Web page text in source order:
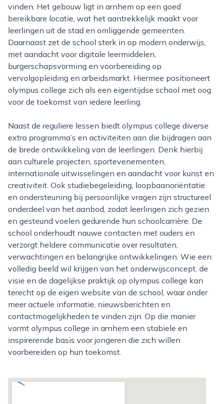
vinden. Het gebouw ligt in arnhem op een goed
bereikbare locatie, wat het aantrekkelijk maakt voor
leerlingen uit de stad en omliggende gemeenten.
Daarnaast zet de school sterk in op modern onderwijs,
met aandacht voor digitale leermiddelen,
burgerschapsvorming en voorbereiding op
vervolgopleiding en arbeidsmarkt. Hiermee positioneert
olympus college zich als een eigentijdse school met oog
voor de toekomst van iedere leerling.
Naast de reguliere lessen biedt olympus college diverse
extra programma’s en activiteiten aan die bijdragen aan
de brede ontwikkeling van de leerlingen. Denk hierbij
aan culturele projecten, sportevenementen,
internationale uitwisselingen en aandacht voor kunst en
creativiteit. Ook studiebegeleiding, loopbaanoriëntatie
en ondersteuning bij persoonlijke vragen zijn structureel
onderdeel van het aanbod, zodat leerlingen zich gezien
en gesteund voelen gedurende hun schoolcarrière. De
school onderhoudt nauwe contacten met ouders en
verzorgt heldere communicatie over resultaten,
verwachtingen en belangrijke ontwikkelingen. Wie een
volledig beeld wil krijgen van het onderwijsconcept, de
visie en de dagelijkse praktijk op olympus college kan
terecht op de eigen website van de school, waar onder
meer actuele informatie, nieuwsberichten en
contactmogelijkheden te vinden zijn. Op die manier
vormt olympus college in arnhem een stabiele en
inspirerende basis voor jongeren die zich willen
voorbereiden op hun toekomst.